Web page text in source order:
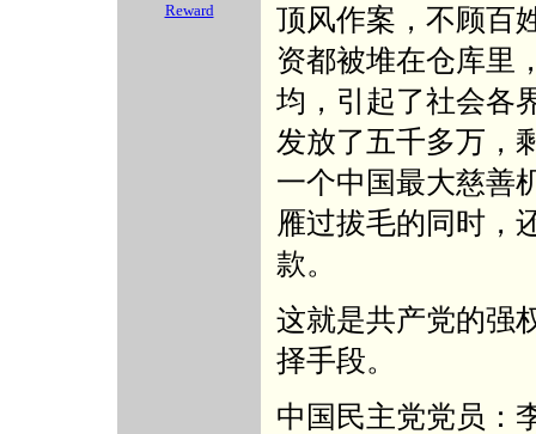
Reward
顶风作案，不顾百
资都被堆在仓库里
均，引起了社会各
发放了五千多万，
一个中国最大慈善
雁过拔毛的同时，
款。
这就是共产党的强
择手段。
中国民主党党员：